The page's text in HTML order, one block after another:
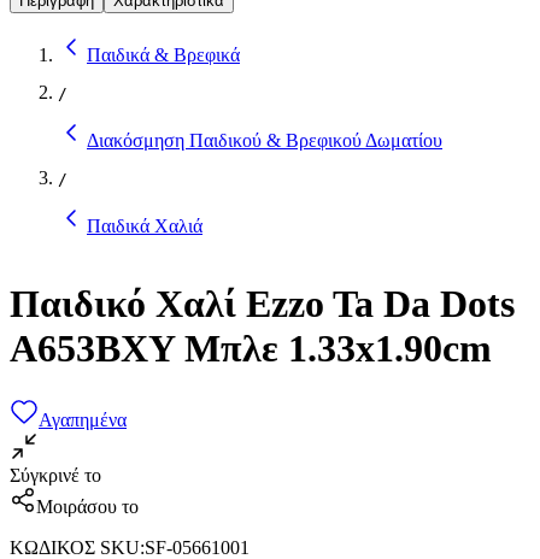
Παιδικά & Βρεφικά
/
Διακόσμηση Παιδικού & Βρεφικού Δωματίου
/
Παιδικά Χαλιά
Παιδικό Χαλί Ezzo Ta Da Dots
A653BXY Μπλε 1.33x1.90cm
Αγαπημένα
Σύγκρινέ το
Μοιράσου το
ΚΩΔΙΚΟΣ SKU:SF-05661001